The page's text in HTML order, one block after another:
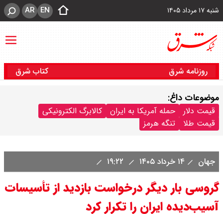
شنبه ۱۷ مرداد ۱۴۰۵ EN
AR
روزنامه شرق کتاب شرق
موضوعات داغ:
قیمت دلار حمله آمریکا به ایران
کالابرگ الکترونیکی
قیمت طلا
تنگه هرمز
جهان ۱۴ خرداد ۱۴۰۵
گروسی بار دیگر درخواست بازدید از تأسیسات
آسیب‌دیده ایران را تکرار کرد